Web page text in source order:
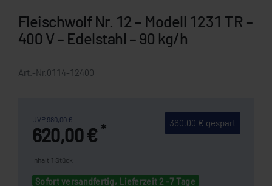
Fleischwolf Nr. 12 – Modell 1231 TR –
400 V – Edelstahl – 90 kg/h
Art.-Nr. 0114-12400
360,00 € gespart
UVP 980,00 €
620,00 € *
Inhalt 1 Stück
Sofort versandfertig, Lieferzeit 2 -7 Tage